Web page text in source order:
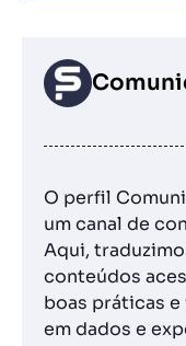
O perfil
um canal de
Aqui,
conteúdos
boas práticas
em dados e